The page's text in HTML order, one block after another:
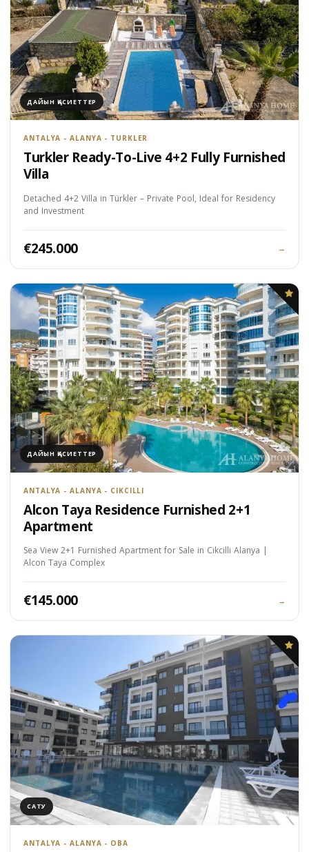
ДАЙЫН ҚАСИЕТТЕР
ANTALYA - ALANYA - TURKLER
Turkler Ready-To-Live 4+2 Fully Furnished
Villa
Detached 4+2 Villa in Türkler – Private Pool, Ideal for Residency
and Investment
€245.000 →
ДАЙЫН ҚАСИЕТТЕР
ANTALYA - ALANYA - CIKCILLI
Alcon Taya Residence Furnished 2+1
Apartment
Sea View 2+1 Furnished Apartment for Sale in Cikcilli Alanya |
Alcon Taya Complex
€145.000 →
САТУ
ANTALYA - ALANYA - OBA